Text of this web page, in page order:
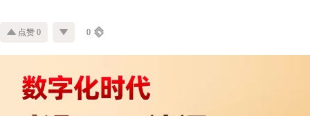
点赞 0 0